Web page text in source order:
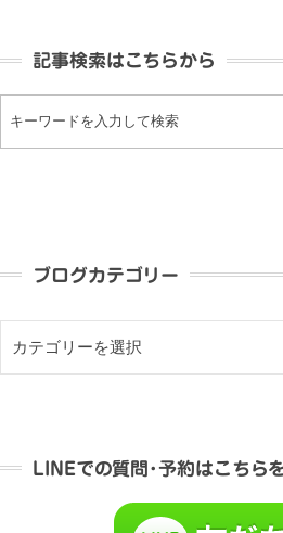
記事検索はこちらから
ブログカテゴリー
LINEでの質問･予約はこちら